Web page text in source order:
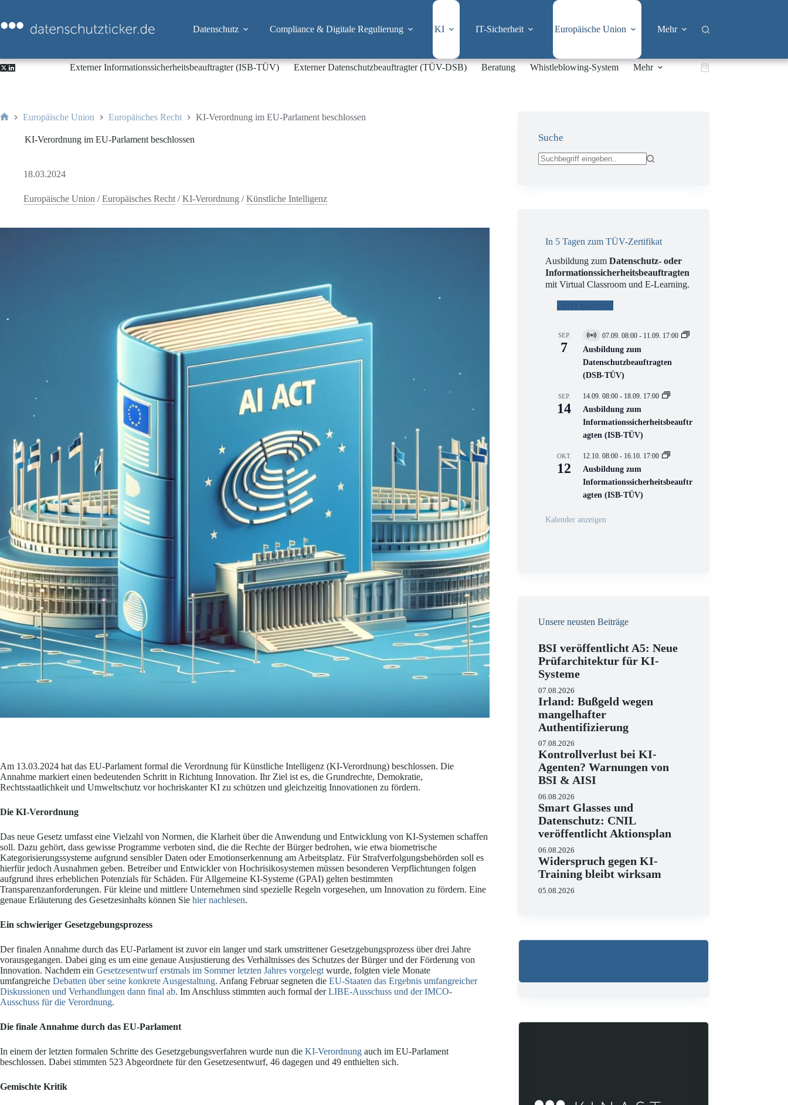
springen
Datenschutz Compliance & Digitale Regulierung KI IT-Sicherheit Europäische Union Mehr
Externer Informationssicherheitsbeauftragter (ISB-TÜV) Externer Datenschutzbeauftragter (TÜV-DSB) Beratung Whistleblowing-System Mehr Warenkorb
Europäische Union Europäisches Recht KI-Verordnung im EU-Parlament beschlossen
KI-Verordnung im EU-Parlament beschlossen
18.03.2024
Europäische Union /Europäisches Recht /KI-Verordnung /Künstliche Intelligenz
Am 13.03.2024 hat das EU-Parlament formal die Verordnung für Künstliche Intelligenz (KI-Verordnung) beschlossen. Die
Annahme markiert einen bedeutenden Schritt in Richtung Innovation. Ihr Ziel ist es, die Grundrechte, Demokratie,
Rechtsstaatlichkeit und Umweltschutz vor hochriskanter KI zu schützen und gleichzeitig Innovationen zu fördern.
Die KI-Verordnung
Das neue Gesetz umfasst eine Vielzahl von Normen, die Klarheit über die Anwendung und Entwicklung von KI-Systemen schaffen
soll. Dazu gehört, dass gewisse Programme verboten sind, die die Rechte der Bürger bedrohen, wie etwa biometrische
Kategorisierungssysteme aufgrund sensibler Daten oder Emotionserkennung am Arbeitsplatz. Für Strafverfolgungsbehörden soll es
hierfür jedoch Ausnahmen geben. Betreiber und Entwickler von Hochrisikosystemen müssen besonderen Verpflichtungen folgen
aufgrund ihres erheblichen Potenzials für Schäden. Für Allgemeine KI-Systeme (GPAI) gelten bestimmten
Transparenzanforderungen. Für kleine und mittlere Unternehmen sind spezielle Regeln vorgesehen, um Innovation zu fördern. Eine
genaue Erläuterung des Gesetzesinhalts können Sie hier nachlesen.
Ein schwieriger Gesetzgebungsprozess
Der finalen Annahme durch das EU-Parlament ist zuvor ein langer und stark umstrittener Gesetzgebungsprozess über drei Jahre
vorausgegangen. Dabei ging es um eine genaue Ausjustierung des Verhältnisses des Schutzes der Bürger und der Förderung von
Innovation. Nachdem ein Gesetzesentwurf erstmals im Sommer letzten Jahres vorgelegt wurde, folgten viele Monate
umfangreiche Debatten über seine konkrete Ausgestaltung. Anfang Februar segneten die EU-Staaten das Ergebnis umfangreicher
Diskussionen und Verhandlungen dann final ab. Im Anschluss stimmten auch formal derLIBE-Ausschuss und der IMCO-
Ausschuss für die Verordnung.
Die finale Annahme durch das EU-Parlament
In einem der letzten formalen Schritte des Gesetzgebungsverfahren wurde nun die KI-Verordnung auch im EU-Parlament
beschlossen. Dabei stimmten 523 Abgeordnete für den Gesetzesentwurf, 46 dagegen und 49 enthielten sich.
Gemischte Kritik
Suche
In 5 Tagen zum TÜV-Zertifikat
Ausbildung zumDatenschutz- oder
Informationssicherheitsbeauftragten
mit Virtual Classroom und E-Learning.
Jetzt buchen!
SEP.
7
V
i
t
u
l
V
e
r
n
s
t
a
t
n
07.09. 08:00 - 11.09. 17:00
Ausbildung zum
Datenschutzbeauftragten
(DSB-TÜV)
SEP.
14
14.09. 08:00 - 18.09. 17:00
Ausbildung zum
Informationssicherheitsbeauftr
agten (ISB-TÜV)
OKT.
12
12.10. 08:00 - 16.10. 17:00
Ausbildung zum
Informationssicherheitsbeauftr
agten (ISB-TÜV)
Kalender anzeigen
Unsere neusten Beiträge
BSI veröffentlicht A5: Neue
Prüfarchitektur für KI-
Systeme
07.08.2026
Irland: Bußgeld wegen
mangelhafter
Authentifizierung
07.08.2026
Kontrollverlust bei KI-
Agenten? Warnungen von
BSI & AISI
06.08.2026
Smart Glasses und
Datenschutz: CNIL
veröffentlicht Aktionsplan
06.08.2026
Widerspruch gegen KI-
Training bleibt wirksam
05.08.2026